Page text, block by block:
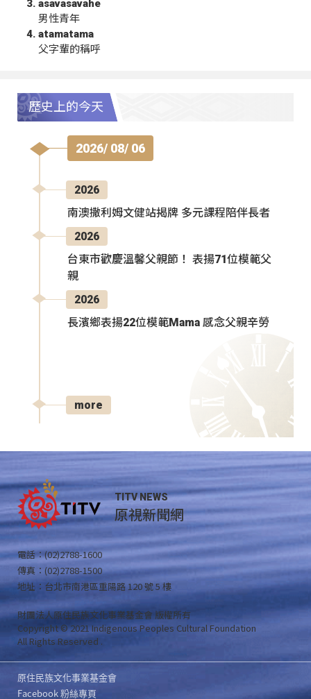
asavasavahe
男性青年
atamatama
父字輩的稱呼
歷史上的今天
2026/ 08/ 06
2026
南澳撒利姆文健站揭牌 多元課程陪伴長者
2026
台東市歡慶溫馨父親節！ 表揚71位模範父
親
2026
長濱鄉表揚22位模範Mama 感念父親辛勞
more
TITV NEWS
原視新聞網
電話：(02)2788-1600
傳真：(02)2788-1500
地址：台北市南港區重陽路 120 號 5 樓
財團法人原住民族文化事業基金會 版權所有
Copyright © 2021 Indigenous Peoples Cultural Foundation
All Rights Reserved .
原住民族文化事業基金會
Facebook 粉絲專頁